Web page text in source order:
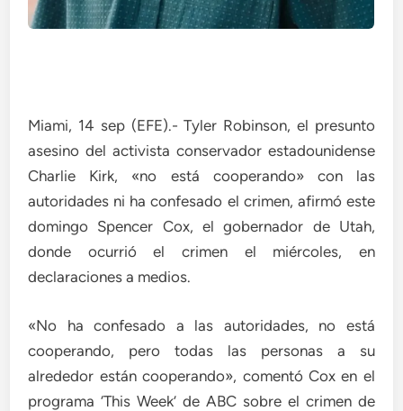
Miami, 14 sep (EFE).- Tyler Robinson, el presunto
asesino del activista conservador estadounidense
Charlie Kirk, «no está cooperando» con las
autoridades ni ha confesado el crimen, afirmó este
domingo Spencer Cox, el gobernador de Utah,
donde ocurrió el crimen el miércoles, en
declaraciones a medios.
«No ha confesado a las autoridades, no está
cooperando, pero todas las personas a su
alrededor están cooperando», comentó Cox en el
programa ‘This Week’ de ABC sobre el crimen de